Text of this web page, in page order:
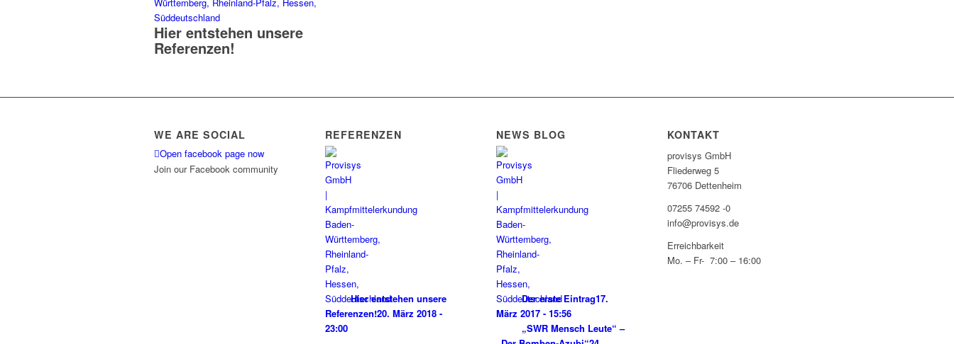
Hier entstehen unsere
Referenzen!
WE ARE SOCIAL
Open facebook page now
Join our Facebook community
REFERENZEN
Hier entstehen unsere
Referenzen!20. März 2018 -
23:00
NEWS BLOG
Der erste Eintrag17.
März 2017 - 15:56
„SWR Mensch Leute“ –
KONTAKT
provisys GmbH
Fliederweg 5
76706 Dettenheim
07255 74592 -0
info@provisys.de
Erreichbarkeit
Mo. – Fr- 7:00 – 16:00